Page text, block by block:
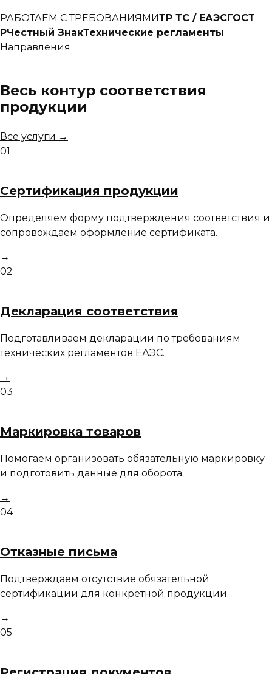
РАБОТАЕМ С ТРЕБОВАНИЯМИТР ТС / ЕАЭСГОСТ
РЧестный ЗнакТехнические регламенты
Направления
Весь контур соответствия
продукции
Все услуги →
01
Сертификация продукции
Определяем форму подтверждения соответствия и
сопровождаем оформление сертификата.
→
02
Декларация соответствия
Подготавливаем декларации по требованиям
технических регламентов ЕАЭС.
→
03
Маркировка товаров
Помогаем организовать обязательную маркировку
и подготовить данные для оборота.
→
04
Отказные письма
Подтверждаем отсутствие обязательной
сертификации для конкретной продукции.
→
05